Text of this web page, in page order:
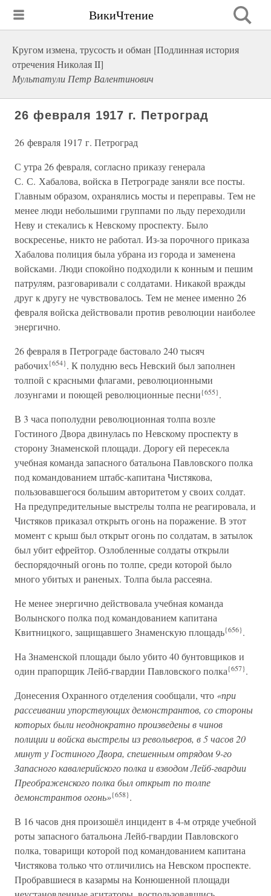
ВикиЧтение
Кругом измена, трусость и обман [Подлинная история
отречения Николая II]
Мультатули Петр Валентинович
26 февраля 1917 г. Петроград
26 февраля 1917 г. Петроград
С утра 26 февраля, согласно приказу генерала
С. С. Хабалова, войска в Петрограде заняли все посты.
Главным образом, охранялись мосты и переправы. Тем не
менее люди небольшими группами по льду переходили
Неву и стекались к Невскому проспекту. Было
воскресенье, никто не работал. Из-за порочного приказа
Хабалова полиция была убрана из города и заменена
войсками. Люди спокойно подходили к конным и пешим
патрулям, разговаривали с солдатами. Никакой вражды
друг к другу не чувствовалось. Тем не менее именно 26
февраля войска действовали против революции наиболее
энергично.
26 февраля в Петрограде бастовало 240 тысяч
рабочих{654}. К полудню весь Невский был заполнен
толпой с красными флагами, революционными
лозунгами и поющей революционные песни{655}.
В 3 часа пополудни революционная толпа возле
Гостиного Двора двинулась по Невскому проспекту в
сторону Знаменской площади. Дорогу ей пересекла
учебная команда запасного батальона Павловского полка
под командованием штабс-капитана Чистякова,
пользовавшегося большим авторитетом у своих солдат.
На предупредительные выстрелы толпа не реагировала, и
Чистяков приказал открыть огонь на поражение. В этот
момент с крыш был открыт огонь по солдатам, в затылок
был убит ефрейтор. Озлобленные солдаты открыли
беспорядочный огонь по толпе, среди которой было
много убитых и раненых. Толпа была рассеяна.
Не менее энергично действовала учебная команда
Волынского полка под командованием капитана
Квитницкого, защищавшего Знаменскую площадь{656}.
На Знаменской площади было убито 40 бунтовщиков и
один прапорщик Лейб-гвардии Павловского полка{657}.
Донесения Охранного отделения сообщали, что «при
рассеивании упорствующих демонстрантов, со стороны
которых были неоднократно произведены в чинов
полиции и войска выстрелы из револьверов, в 5 часов 20
минут у Гостиного Двора, спешенным отрядом 9-го
Запасного кавалерийского полка и взводом Лейб-гвардии
Преображенского полка был открыт по толпе
демонстрантов огонь»{658}.
В 16 часов дня произошёл инцидент в 4-м отряде учебной
роты запасного батальона Лейб-гвардии Павловского
полка, товарищи которой под командованием капитана
Чистякова только что отличились на Невском проспекте.
Пробравшиеся в казармы на Конюшенной площади